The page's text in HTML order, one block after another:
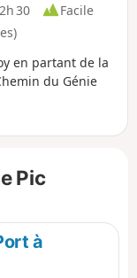
2h 30
Facile
en partant de la
du Génie
Pic
à